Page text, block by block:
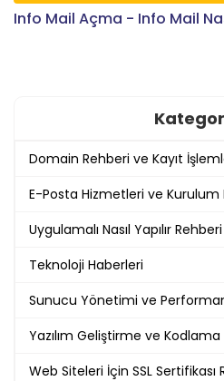
Info Mail Açma - Info Mail
Domain Rehberi ve Kayıt
E-Posta Hizmetleri ve Kurulum
Uygulamalı Nasıl Yapılır Rehberi
Teknoloji Haberleri
Sunucu Yönetimi ve
Yazılım Geliştirme ve Kodlama
Web Siteleri İçin SSL Sertifikası